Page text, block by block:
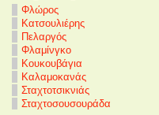
Φλώρος
Κατσουλιέρης
Πελαργός
Φλαμίνγκο
Κουκουβάγια
Καλαμοκανάς
Σταχτοτσικνιάς
Σταχτοσουσουράδα